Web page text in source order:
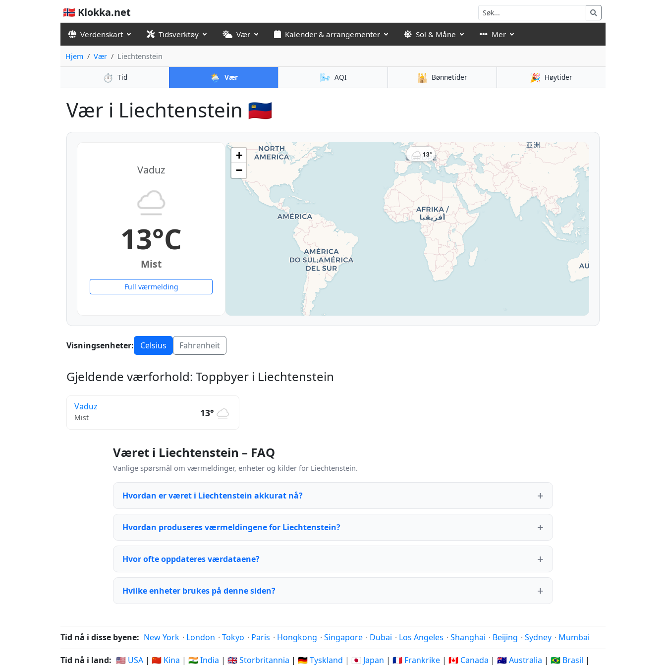
🇳🇴 Klokka.net
Verdenskart Tidsverktøy Vær Kalender & arrangementer Sol & Måne Mer
Hjem Vær Liechtenstein
⏱️ Tid 🌦️ Vær 🌬️ AQI 🕌 Bønnetider 🎉 Høytider
Vær i Liechtenstein 🇱🇮
Vaduz
13°C
Mist
Full værmelding
13°
+
−
Visningsenheter: Celsius Fahrenheit
Gjeldende værforhold: Toppbyer i Liechtenstein
Vaduz
Mist 13°
Været i Liechtenstein – FAQ
Vanlige spørsmål om værmeldinger, enheter og kilder for Liechtenstein.
Hvordan er været i Liechtenstein akkurat nå?
Hvordan produseres værmeldingene for Liechtenstein?
Hvor ofte oppdateres værdataene?
Hvilke enheter brukes på denne siden?
Tid nå i disse byene: New York · London · Tokyo · Paris · Hongkong · Singapore · Dubai · Los Angeles · Shanghai · Beijing · Sydney · Mumbai
Tid nå i land: 🇺🇸 USA | 🇨🇳 Kina | 🇮🇳 India | 🇬🇧 Storbritannia | 🇩🇪 Tyskland | 🇯🇵 Japan | 🇫🇷 Frankrike | 🇨🇦 Canada | 🇦🇺 Australia | 🇧🇷 Brasil |